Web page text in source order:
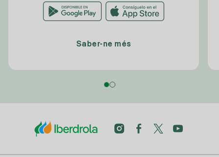
Saber-ne més